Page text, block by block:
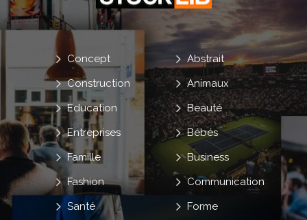
Abstrait
Animaux
Beauté
Bébés
Business
Communication
Concept
Construction
Education
Entreprises
Famille
Fashion
Forme
Santé